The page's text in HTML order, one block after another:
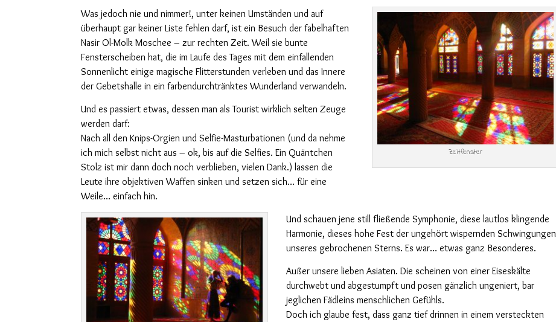
Zeitfenster
Was jedoch nie und nimmer!, unter keinen Umständen und auf
überhaupt gar keiner Liste fehlen darf, ist ein Besuch der fabelhaften
Nasir Ol-Molk Moschee – zur rechten Zeit. Weil sie bunte
Fensterscheiben hat, die im Laufe des Tages mit dem einfallenden
Sonnenlicht einige magische Flitterstunden verleben und das Innere
der Gebetshalle in ein farbendurchtränktes Wunderland verwandeln.
Und es passiert etwas, dessen man als Tourist wirklich selten Zeuge
werden darf:
Nach all den Knips-Orgien und Selfie-Masturbationen (und da nehme
ich mich selbst nicht aus – ok, bis auf die Selfies. Ein Quäntchen
Stolz ist mir dann doch noch verblieben, vielen Dank.) lassen die
Leute ihre objektiven Waffen sinken und setzen sich… für eine
Weile… einfach hin.
Und schauen jene still fließende Symphonie, diese lautlos klingende
Harmonie, dieses hohe Fest der ungehört wispernden Schwingungen
unseres gebrochenen Sterns. Es war… etwas ganz Besonderes.
Außer unsere lieben Asiaten. Die scheinen von einer Eiseskälte
durchwebt und abgestumpft und posen gänzlich ungeniert, bar
jeglichen Fädleins menschlichen Gefühls.
Doch ich glaube fest, dass ganz tief drinnen in einem versteckten